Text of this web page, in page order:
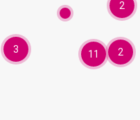
3 11 2
2